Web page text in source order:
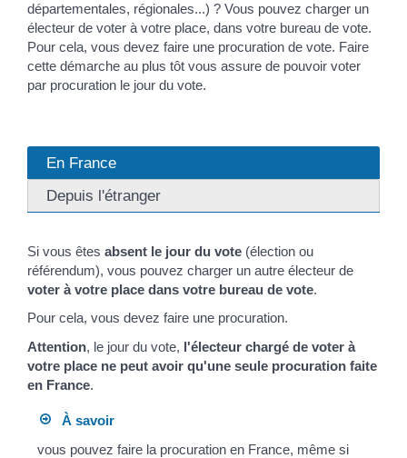
départementales, régionales...) ? Vous pouvez charger un
électeur de voter à votre place, dans votre bureau de vote.
Pour cela, vous devez faire une procuration de vote. Faire
cette démarche au plus tôt vous assure de pouvoir voter
par procuration le jour du vote.
En France
Depuis l'étranger
Si vous êtes absent le jour du vote (élection ou
référendum), vous pouvez charger un autre électeur de
voter à votre place dans votre bureau de vote.
Pour cela, vous devez faire une procuration.
Attention, le jour du vote, l'électeur chargé de voter à
votre place ne peut avoir qu'une seule procuration faite
en France.
À savoir
vous pouvez faire la procuration en France, même si